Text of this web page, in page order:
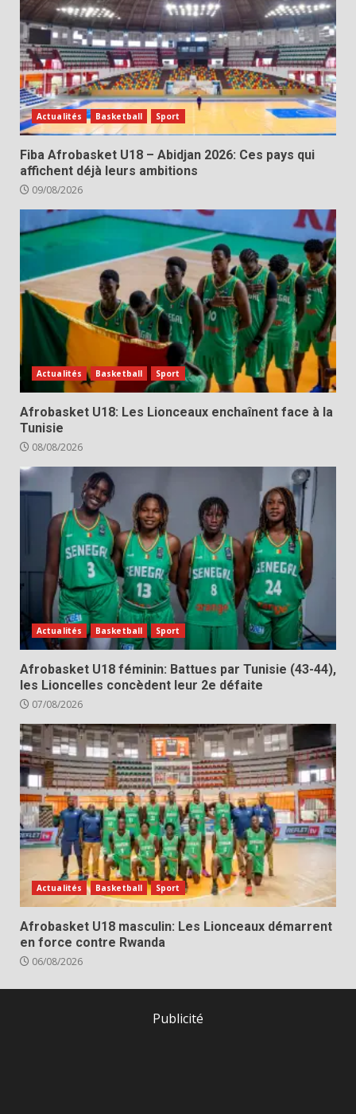
Actualités Basketball Sport
Fiba Afrobasket U18 – Abidjan 2026: Ces pays qui
affichent déjà leurs ambitions
09/08/2026
Actualités Basketball Sport
Afrobasket U18: Les Lionceaux enchaînent face à la
Tunisie
08/08/2026
Actualités Basketball Sport
Afrobasket U18 féminin: Battues par Tunisie (43-44),
les Lioncelles concèdent leur 2e défaite
07/08/2026
Actualités Basketball Sport
Afrobasket U18 masculin: Les Lionceaux démarrent
en force contre Rwanda
06/08/2026
Publicité